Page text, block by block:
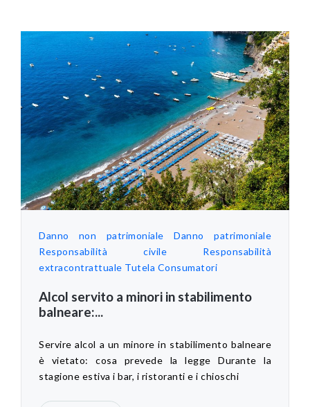
Danno non patrimoniale
Danno patrimoniale
Responsabilità civile
Responsabilità
extracontrattuale Tutela Consumatori
Alcol servito a minori in stabilimento
balneare:...
Servire alcol a un minore in stabilimento balneare
è vietato: cosa prevede la legge Durante la
stagione estiva i bar, i ristoranti e i chioschi